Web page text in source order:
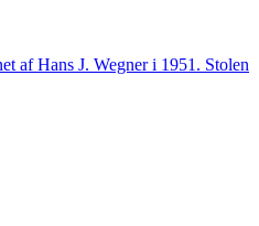
af Hans J. Wegner i 1951. Stolen